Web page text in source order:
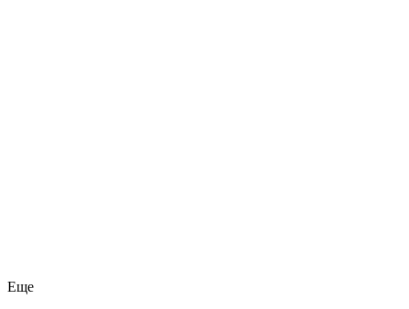
Еще